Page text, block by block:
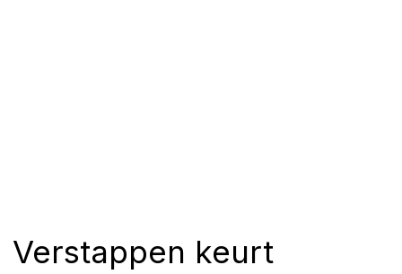
Verstappen keurt